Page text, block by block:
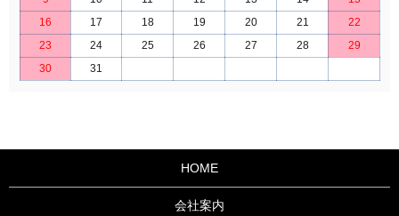
16
17 18 19 20 21
22
23
24 25 26 27 28
29
30
31
HOME
会社案内